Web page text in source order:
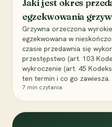
Jaki jest okres
egzekwowania
Grzywna orzeczona
egzekwowana w
czasie przedawnia się
przestępstwo (art. 103
wykroczenie (art. 45
ten termin i co go zawiesza.
7 min czytania